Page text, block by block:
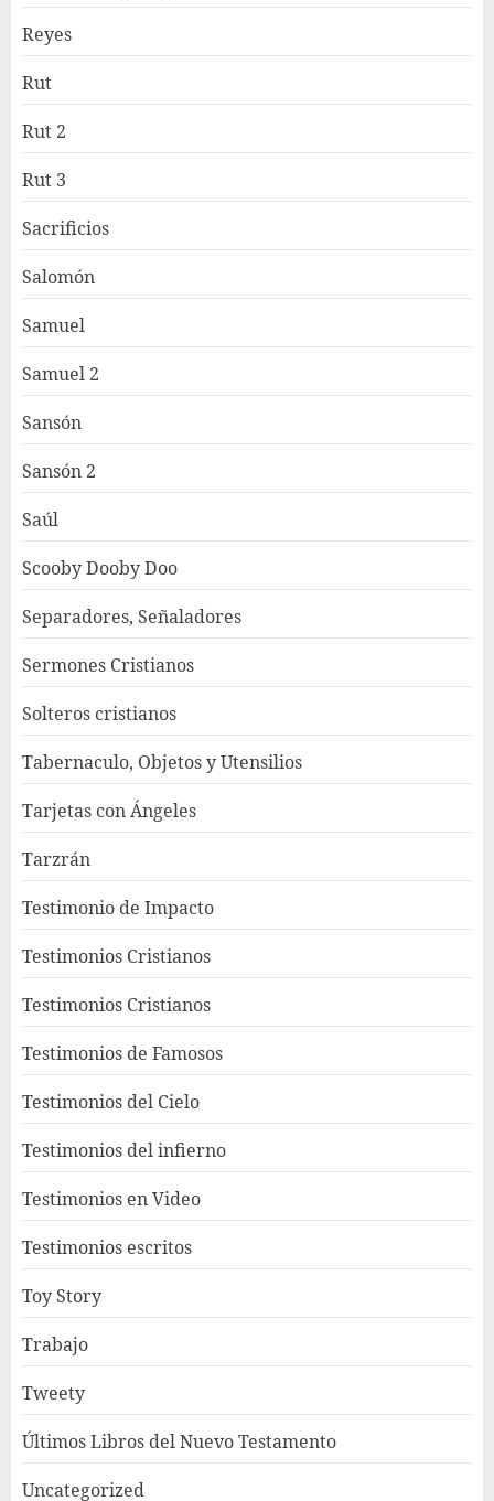
Reyes
Rut
Rut 2
Rut 3
Sacrificios
Salomón
Samuel
Samuel 2
Sansón
Sansón 2
Saúl
Scooby Dooby Doo
Separadores, Señaladores
Sermones Cristianos
Solteros cristianos
Tabernaculo, Objetos y Utensilios
Tarjetas con Ángeles
Tarzrán
Testimonio de Impacto
Testimonios Cristianos
Testimonios Cristianos
Testimonios de Famosos
Testimonios del Cielo
Testimonios del infierno
Testimonios en Video
Testimonios escritos
Toy Story
Trabajo
Tweety
Últimos Libros del Nuevo Testamento
Uncategorized